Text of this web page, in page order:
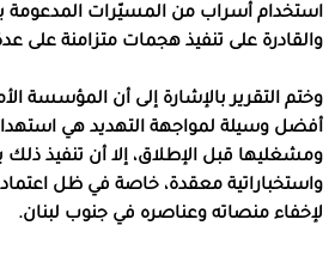
استخدام أسراب من المسيّرات المدعومة
والقادرة على تنفيذ هجمات متزامنة على
وختم التقرير بالإشارة إلى أن المؤسسة
أفضل وسيلة لمواجهة التهديد هي
ومشغليها قبل الإطلاق، إلا أن تنفيذ ذلك
واستخباراتية معقدة، خاصة في ظل اعتماد
لإخفاء منصاته وعناصره في جنوب لبنان.